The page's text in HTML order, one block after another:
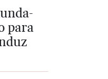
para